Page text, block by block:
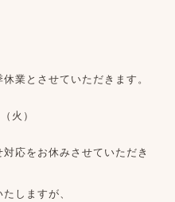
業とさせていただきます。
火）
応をお休みさせていただき
しますが、